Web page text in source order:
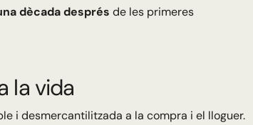
dècada després de les primeres
la vida
i desmercantilitzada a la compra i el lloguer.